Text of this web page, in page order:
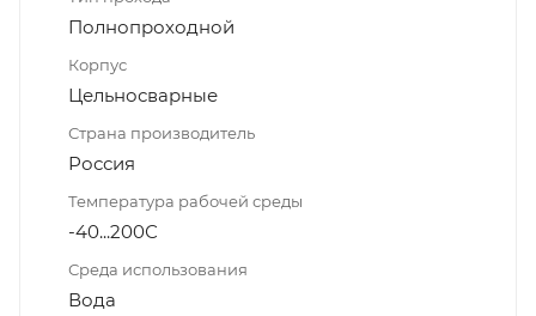
Полнопроходной
Корпус
Цельносварные
Страна производитель
Россия
Температура рабочей среды
-40...200С
Среда использования
Вода